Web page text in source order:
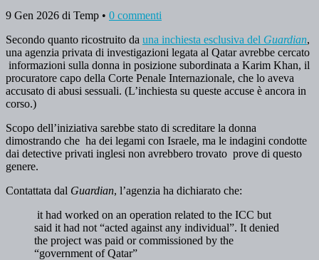
9 Gen 2026 di Temp • 0 commenti
Secondo quanto ricostruito da una inchiesta esclusiva del Guardian,
una agenzia privata di investigazioni legata al Qatar avrebbe cercato
informazioni sulla donna in posizione subordinata a Karim Khan, il
procuratore capo della Corte Penale Internazionale, che lo aveva
accusato di abusi sessuali. (L’inchiesta su queste accuse è ancora in
corso.)
Scopo dell’iniziativa sarebbe stato di screditare la donna
dimostrando che ha dei legami con Israele, ma le indagini condotte
dai detective privati inglesi non avrebbero trovato prove di questo
genere.
Contattata dal Guardian, l’agenzia ha dichiarato che:
it had worked on an operation related to the ICC but
said it had not “acted against any individual”. It denied
the project was paid or commissioned by the
“government of Qatar”